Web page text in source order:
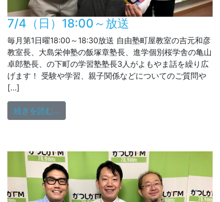
7/4（日）18:00～放送
毎月第1日曜18:00～18:30放送 自由塾町屋教室の吉元和彦
教室長、大島栄伸塾の飯塚章塾長、進学個別桜学舎の亀山
卓郎塾長、の下町の学習塾塾長3人がよもやま話を繰り広
げます！ 受験や学習、親子関係などについてのご質問や
[…]
続きを読む…